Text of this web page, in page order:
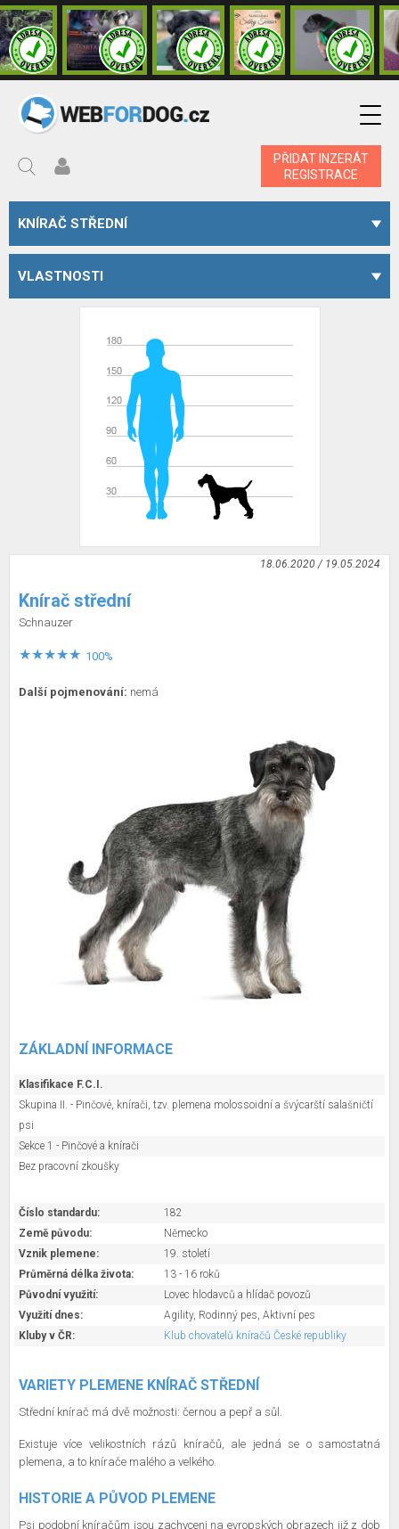
PŘIDAT INZERÁT
REGISTRACE
KNÍRAČ STŘEDNÍ
VLASTNOSTI
18.06.2020 / 19.05.2024
Knírač střední
Schnauzer
100%
Další pojmenování: nemá
ZÁKLADNÍ INFORMACE
Klasifikace F.C.I.
Skupina II. - Pinčové, knírači, tzv. plemena molossoidní a švýcarští salašničtí
psi
Sekce 1 - Pinčové a knírači
Bez pracovní zkoušky
Číslo standardu:
182
Země původu:
Německo
Vznik plemene:
19. století
Průměrná délka života:
13 - 16 roků
Původní využití:
Lovec hlodavců a hlídač povozů
Využití dnes:
Agility, Rodinný pes, Aktivní pes
Kluby v ČR:
Klub chovatelů kníračů České republiky
VARIETY PLEMENE KNÍRAČ STŘEDNÍ
Střední knírač má dvě možnosti: černou a pepř a sůl.
Existuje více velikostních rázů kníračů, ale jedná se o samostatná
plemena, a to knírače malého a velkého.
HISTORIE A PŮVOD PLEMENE
Psi podobní kníračům jsou zachyceni na evropských obrazech již z dob